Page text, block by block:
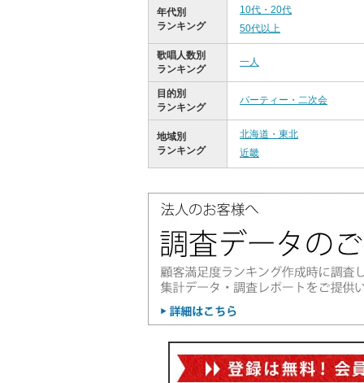
年代別
ランキング
10代・20代
50代以上
歌唱人数別
ランキング
一人
目的別
ランキング
パーティー・二次会
地域別
ランキング
北海道・東北
近畿